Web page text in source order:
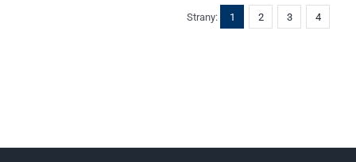
Strany: 1 2 3 4